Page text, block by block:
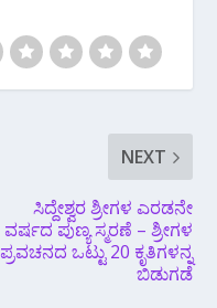
NEXT
ಸಿದ್ದೇಶ್ವರ ಶ್ರೀಗಳ ಎರಡನೇ
ವರ್ಷದ ಪುಣ್ಯ ಸ್ಮರಣೆ – ಶ್ರೀಗಳ
ಪ್ರವಚನದ ಒಟ್ಟು 20 ಕೃತಿಗಳನ್ನ
ಬಿಡುಗಡೆ